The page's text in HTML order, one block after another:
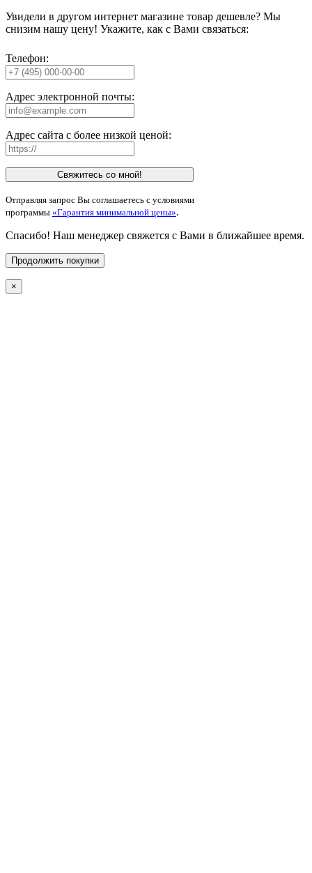
Увидели в другом интернет магазине товар дешевле? Мы
снизим нашу цену! Укажите, как с Вами связаться:
Телефон:
Адрес электронной почты:
Адрес сайта с более низкой ценой:
Свяжитесь со мной!
Отправляя запрос Вы соглашаетесь с условиями
программы «Гарантия минимальной цены».
Спасибо! Наш менеджер свяжется с Вами в ближайшее время.
Продолжить покупки
×